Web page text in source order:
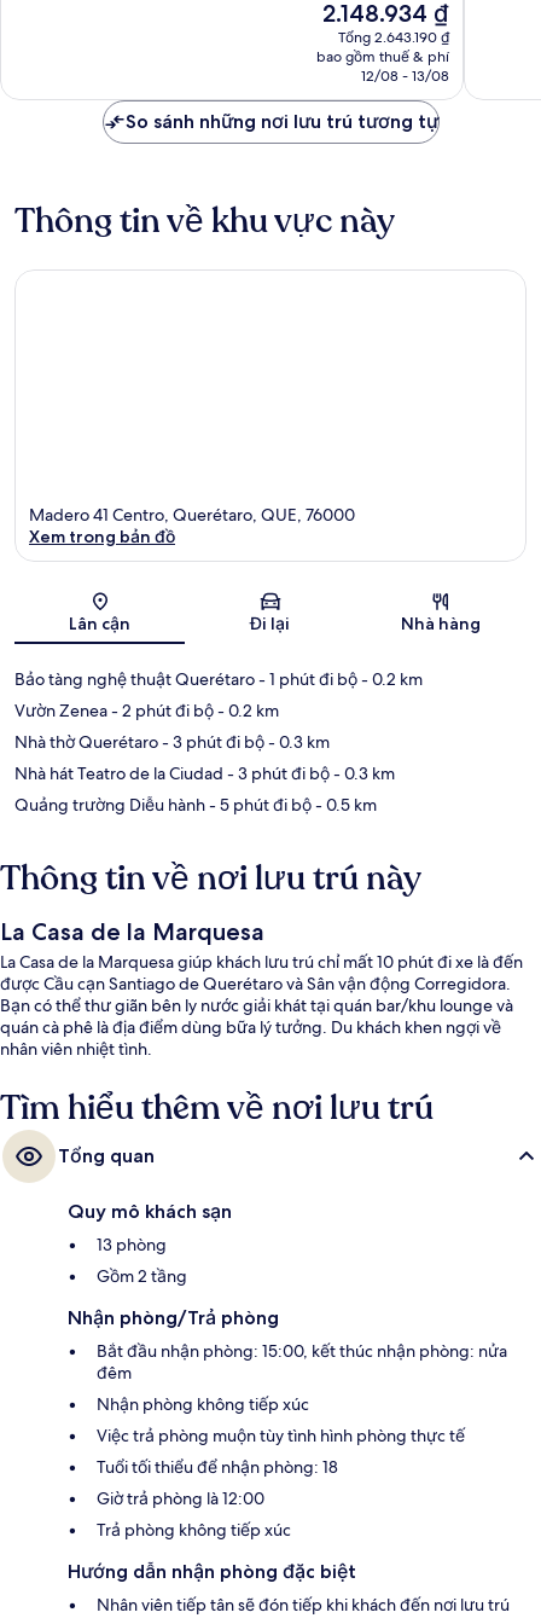
Giá
hiện
tại
2.148.934 ₫
2.148.934 ₫
Tổng 2.643.190 ₫
bao gồm thuế & phí
12/08 - 13/08
xét
So sánh những nơi lưu trú tương tự
Thông tin về khu vực này
Bản đồ
Madero 41 Centro, Querétaro, QUE, 76000
Xem trong bản đồ
Lân cận Đi lại Nhà hàng
Bảo tàng nghệ thuật Querétaro- 1 phút đi bộ- 0.2 km
Vườn Zenea- 2 phút đi bộ- 0.2 km
Nhà thờ Querétaro- 3 phút đi bộ- 0.3 km
Nhà hát Teatro de la Ciudad - 3 phút đi bộ- 0.3 km
Quảng trường Diễu hành- 5 phút đi bộ- 0.5 km
Thông tin về nơi lưu trú này
La Casa de la Marquesa
La Casa de la Marquesa giúp khách lưu trú chỉ mất 10 phút đi xe là đến
được Cầu cạn Santiago de Querétaro và Sân vận động Corregidora.
Bạn có thể thư giãn bên ly nước giải khát tại quán bar/khu lounge và
quán cà phê là địa điểm dùng bữa lý tưởng. Du khách khen ngợi về
nhân viên nhiệt tình.
Tìm hiểu thêm về nơi lưu trú
Tổng quan
Quy mô khách sạn
13 phòng
Gồm 2 tầng
Nhận phòng/Trả phòng
Bắt đầu nhận phòng: 15:00, kết thúc nhận phòng: nửa
đêm
Nhận phòng không tiếp xúc
Việc trả phòng muộn tùy tình hình phòng thực tế
Tuổi tối thiểu để nhận phòng: 18
Giờ trả phòng là 12:00
Trả phòng không tiếp xúc
Hướng dẫn nhận phòng đặc biệt
Nhân viên tiếp tân sẽ đón tiếp khi khách đến nơi lưu trú